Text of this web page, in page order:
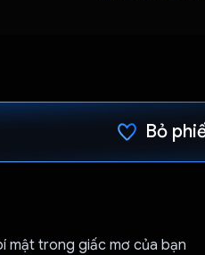
Bỏ
mật trong giấc mơ của bạn